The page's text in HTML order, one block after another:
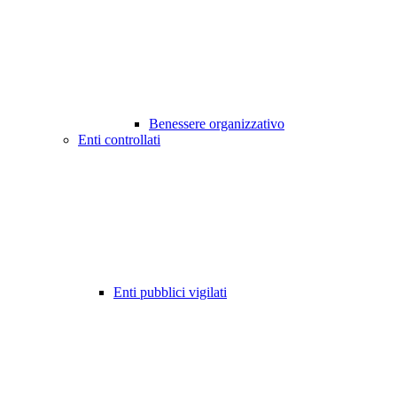
Benessere organizzativo
Enti controllati
Enti pubblici vigilati